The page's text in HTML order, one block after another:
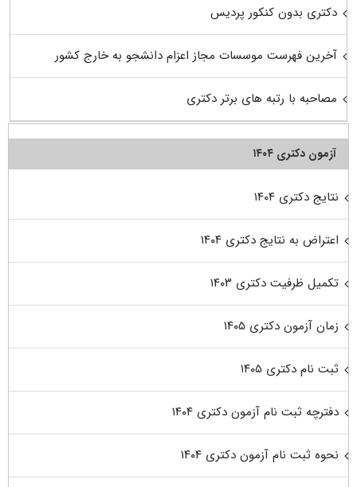
دکتری بدون کنکور پردیس
آخرین فهرست موسسات مجاز اعزام دانشجو به خارج کشور
مصاحبه با رتبه های برتر دکتری
آزمون دکتری ۱۴۰۴
نتایج دکتری ۱۴۰۴
اعتراض به نتایج دکتری ۱۴۰۴
تکمیل ظرفیت دکتری ۱۴۰۳
زمان آزمون دکتری ۱۴۰۵
ثبت نام دکتری ۱۴۰۵
دفترچه ثبت نام آزمون دکتری ۱۴۰۴
نحوه ثبت نام آزمون دکتری ۱۴۰۴